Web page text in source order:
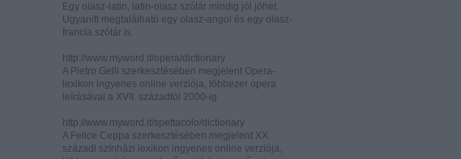
Egy olasz-latin, latin-olasz szótár mindig jól jöhet.
Ugyanitt megtalálható egy olasz-angol és egy olasz-
francia szótár is.
http://www.myword.it/opera/dictionary
A Pietro Gelli szerkesztésében megjelent Opera-
lexikon ingyenes online verziója, többezer opera
leírásával a XVII. századtól 2000-ig.
http://www.myword.it/spettacolo/dictionary
A Felice Ceppa szerkesztésében megjelent XX.
századi színházi lexikon ingyenes online verziója,